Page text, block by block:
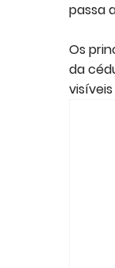
passa
Os
da